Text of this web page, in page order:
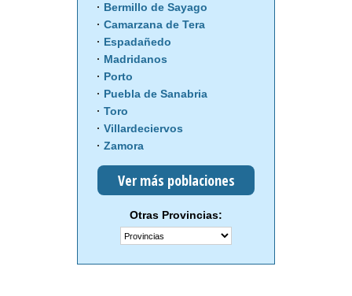
Bermillo de Sayago
Camarzana de Tera
Espadañedo
Madridanos
Porto
Puebla de Sanabria
Toro
Villardeciervos
Zamora
Ver más poblaciones
Otras Provincias: